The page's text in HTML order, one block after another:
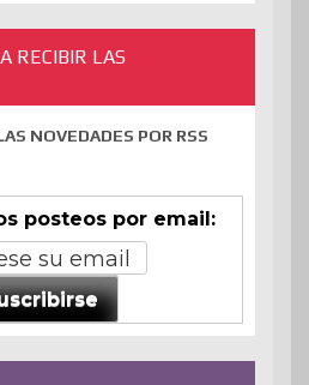
RECIBIR LAS
NOVEDADES POR RSS
posteos por email: